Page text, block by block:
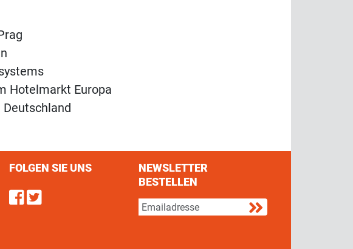
Hotelmarkt Europa
FOLGEN SIE UNS
Find us on Facebook
Follow us on Twitter
NEWSLETTER
BESTELLEN